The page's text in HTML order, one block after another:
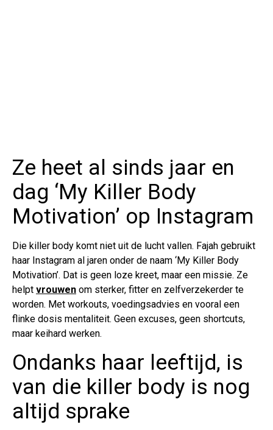
Ze heet al sinds jaar en
dag ‘My Killer Body
Motivation’ op Instagram
Die killer body komt niet uit de lucht vallen. Fajah gebruikt
haar Instagram al jaren onder de naam ‘My Killer Body
Motivation’. Dat is geen loze kreet, maar een missie. Ze
helpt vrouwen om sterker, fitter en zelfverzekerder te
worden. Met workouts, voedingsadvies en vooral een
flinke dosis mentaliteit. Geen excuses, geen shortcuts,
maar keihard werken.
Ondanks haar leeftijd, is
van die killer body is nog
altijd sprake